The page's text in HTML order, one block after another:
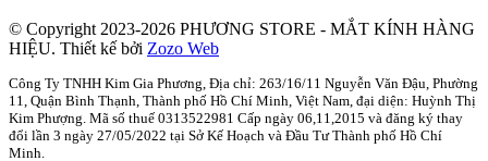
© Copyright 2023-2026 PHƯƠNG STORE - MẮT KÍNH HÀNG
HIỆU. Thiết kế bởi Zozo Web
Công Ty TNHH Kim Gia Phương, Địa chỉ: 263/16/11 Nguyễn Văn Đậu, Phường
11, Quận Bình Thạnh, Thành phố Hồ Chí Minh, Việt Nam, đại diện: Huỳnh Thị
Kim Phượng. Mã số thuế 0313522981 Cấp ngày 06,11,2015 và đăng ký thay
đổi lần 3 ngày 27/05/2022 tại Sở Kế Hoạch và Đầu Tư Thành phố Hồ Chí
Minh.